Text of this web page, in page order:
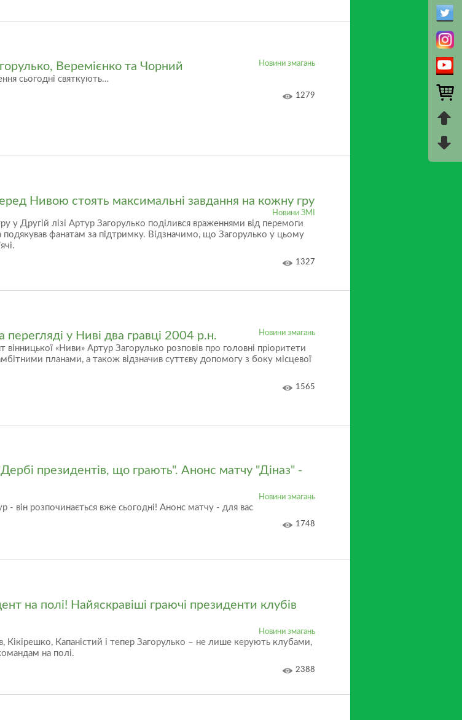
Веремієнко та Чорний Новини змагань
сьогодні святкують…
1279
Нивою стоять максимальні завдання на кожну гру
Новини ЗМІ
у Другій лізі Артур Загорулько поділився враженнями від перемоги
фанатам за підтримку. Відзначимо, що Загорулько у цьому
1327
перегляді у Ниві два гравці 2004 р.н. Новини змагань
вінницької «Ниви» Артур Загорулько розповів про головні пріоритети
планами, а також відзначив суттєву допомогу з боку місцевої
1565
президентів, що грають". Анонс матчу "Діназ" -
Новини змагань
- він розпочинається вже сьогодні! Анонс матчу - для вас
1748
на полі! Найяскравіші граючі президенти клубів
Новини змагань
Кікірешко, Капаністий і тепер Загорулько – не лише керують клубами,
на полі.
2388